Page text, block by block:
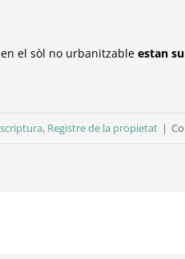
el sòl no urbanitzable estan
, Registre de la propietat |